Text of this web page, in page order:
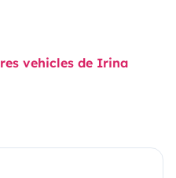
vehicles de Irina